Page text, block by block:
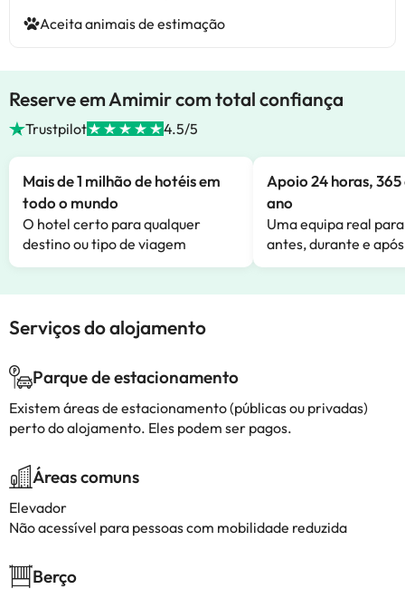
Aceita animais de estimação
Reserve em Amimir com total confiança
Trustpilot 4.5/5
Mais de 1 milhão de hotéis em
todo o mundo
O hotel certo para qualquer
destino ou tipo de viagem
Apoio 24 horas,
ano
Uma equipa real
antes, durante e
Serviços do alojamento
Parque de estacionamento
Existem áreas de estacionamento (públicas ou privadas)
perto do alojamento. Eles podem ser pagos.
Áreas comuns
Elevador
Não acessível para pessoas com mobilidade reduzida
Berço